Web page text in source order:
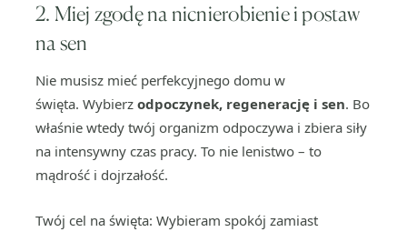
2. Miej zgodę na nicnierobienie i postaw
na sen
Nie musisz mieć perfekcyjnego domu w
święta. Wybierz odpoczynek, regenerację i sen. Bo
właśnie wtedy twój organizm odpoczywa i zbiera siły
na intensywny czas pracy. To nie lenistwo – to
mądrość i dojrzałość.
Twój cel na święta: Wybieram spokój zamiast